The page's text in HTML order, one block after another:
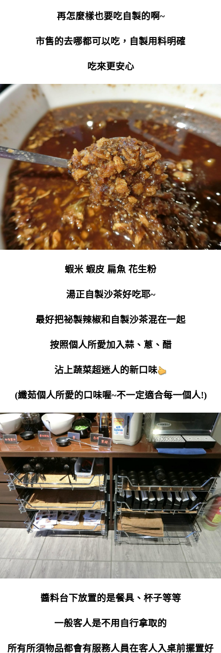
再怎麼樣也要吃自製的啊~
市售的去哪都可以吃，自製用料明確
吃來更安心
蝦米 蝦皮 扁魚 花生粉
湯正自製沙茶好吃耶~
最好把祕製辣椒和自製沙茶混在一起
按照個人所愛加入蒜、蔥、醋
沾上蔬菜超迷人的新口味
(纖茹個人所愛的口味喔~不一定適合每一個人!)
醬料台下放置的是餐具、杯子等等
一般客人是不用自行拿取的
所有所須物品都會有服務人員在客人入桌前擺置好